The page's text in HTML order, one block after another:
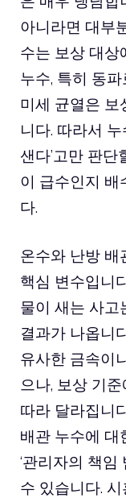
아니라면 대부
수는 보상 대상
누수, 특히 동
미세 균열은 보
니다. 따라서
샌다’고만 판
이 급수인지 배
다.
온수와 난방 배
핵심 변수입니
물이 새는 사고
결과가 나옵니
유사한 금속이
으나, 보상 기
따라 달라집니
배관 누수에 대
‘관리자의 책임
수 있습니다.